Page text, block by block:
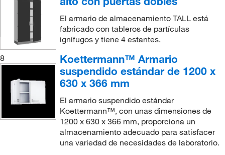
El armario de almacenamiento TALL está
fabricado con tableros de partículas
ignífugos y tiene 4 estantes.
8
Koettermann™ Armario
suspendido estándar de 1200 x
630 x 366 mm
El armario suspendido estándar
Koettermann™, con unas dimensiones de
1200 x 630 x 366 mm, proporciona un
almacenamiento adecuado para satisfacer
una variedad de necesidades de laboratorio.